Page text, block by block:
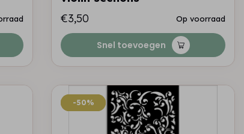
€3,50
Op voorraad
Snel toevoegen
-50%
-50%